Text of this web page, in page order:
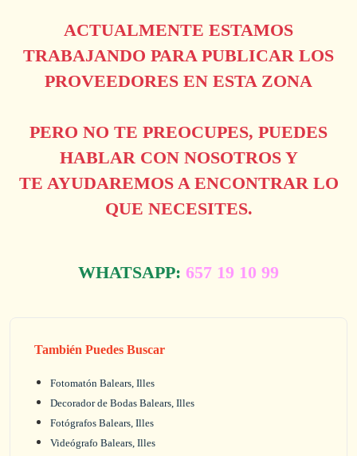
ACTUALMENTE ESTAMOS
TRABAJANDO PARA PUBLICAR LOS
PROVEEDORES EN ESTA ZONA
PERO NO TE PREOCUPES, PUEDES
HABLAR CON NOSOTROS Y
TE AYUDAREMOS A ENCONTRAR LO
QUE NECESITES.
WHATSAPP: 657 19 10 99
También Puedes Buscar
Fotomatón Balears, Illes
Decorador de Bodas Balears, Illes
Fotógrafos Balears, Illes
Videógrafo Balears, Illes